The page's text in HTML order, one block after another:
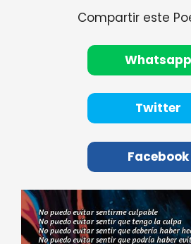
Compartir este
Whatsapp
Twitter
Facebook